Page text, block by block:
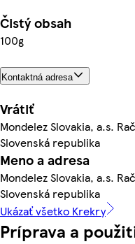
Čistý obsah
100g
Kontaktná adresa
Vrátiť
Mondelez Slovakia, a.s.
Slovenská republika
Meno a adresa
Mondelez Slovakia, a.s.
Slovenská republika
Ukázať všetko Krekry
Príprava a